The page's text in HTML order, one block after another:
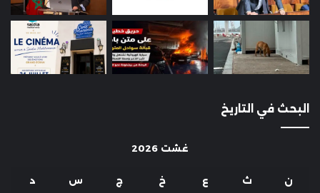
البحث في التاريخ
غشت 2026
ن ث ع خ ج س د